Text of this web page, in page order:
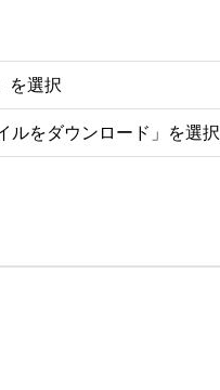
を選択
ルをダウンロード」を選択